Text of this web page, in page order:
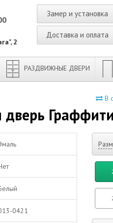
2
Замер и установка
Доставка и оплата
РАЗДВИЖНЫЕ ДВЕРИ
В
0421